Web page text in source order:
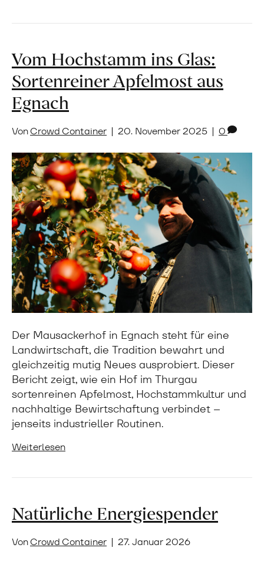
Vom Hochstamm ins Glas:
Sortenreiner Apfelmost aus
Egnach
VonCrowd Container | 20. November 2025 | 0
Der Mausackerhof in Egnach steht für eine
Landwirtschaft, die Tradition bewahrt und
gleichzeitig mutig Neues ausprobiert. Dieser
Bericht zeigt, wie ein Hof im Thurgau
sortenreinen Apfelmost, Hochstammkultur und
nachhaltige Bewirtschaftung verbindet –
jenseits industrieller Routinen.
Weiterlesen
Natürliche Energiespender
VonCrowd Container | 27. Januar 2026